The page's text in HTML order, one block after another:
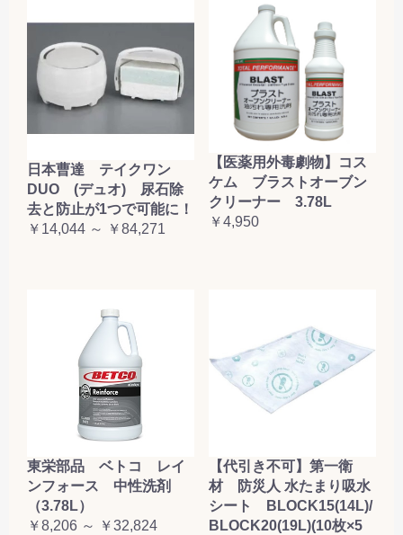
日本曹達 テイクワン
DUO (デュオ) 尿石除
去と防止が1つで可能に！
￥14,044 ～ ￥84,271
【医薬用外毒劇物】コス
ケム ブラストオーブン
クリーナー 3.78L
￥4,950
東栄部品 ベトコ レイ
ンフォース 中性洗剤
（3.78L）
￥8,206 ～ ￥32,824
【代引き不可】第一衛
材 防災人 水たまり吸水
シート BLOCK15(14L)/
BLOCK20(19L)(10枚×5